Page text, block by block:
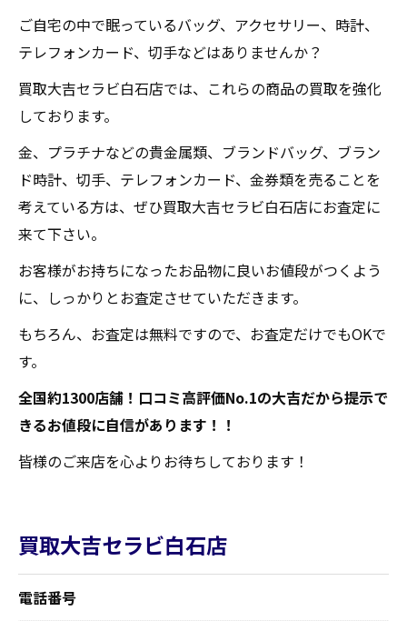
ご自宅の中で眠っているバッグ、アクセサリー、時計、
テレフォンカード、切手などはありませんか？
買取大吉セラビ白石店では、これらの商品の買取を強化
しております。
金、プラチナなどの貴金属類、ブランドバッグ、ブラン
ド時計、切手、テレフォンカード、金券類を売ることを
考えている方は、ぜひ買取大吉セラビ白石店にお査定に
来て下さい。
お客様がお持ちになったお品物に良いお値段がつくよう
に、しっかりとお査定させていただきます。
もちろん、お査定は無料ですので、お査定だけでもOKで
す。
全国約1300店舗！口コミ高評価No.1の大吉だから提示で
きるお値段に自信があります！！
皆様のご来店を心よりお待ちしております！
買取大吉セラビ白石店
電話番号